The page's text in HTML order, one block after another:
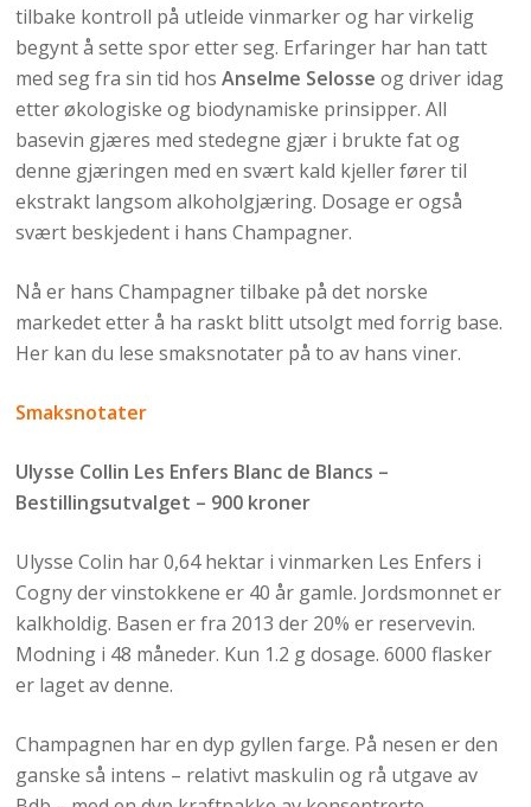
tilbake kontroll på utleide vinmarker og har virkelig
begynt å sette spor etter seg. Erfaringer har han tatt
med seg fra sin tid hosAnselme Selosseog driver idag
etter økologiske og biodynamiske prinsipper. All
basevin gjæres med stedegne gjær i brukte fat og
denne gjæringen med en svært kald kjeller fører til
ekstrakt langsom alkoholgjæring. Dosage er også
svært beskjedent i hans Champagner.
Nå er hans Champagner tilbake på det norske
markedet etter å ha raskt blitt utsolgt med forrig base.
Her kan du lese smaksnotater på to av hans viner.
Smaksnotater
Ulysse Collin Les Enfers Blanc de Blancs –
Bestillingsutvalget – 900 kroner
Ulysse Colin har 0,64 hektar i vinmarken Les Enfers i
Cogny der vinstokkene er 40 år gamle. Jordsmonnet er
kalkholdig. Basen er fra 2013 der 20% er reservevin.
Modning i 48 måneder. Kun 1.2 g dosage. 6000 flasker
er laget av denne.
Champagnen har en dyp gyllen farge. På nesen er den
ganske så intens – relativt maskulin og rå utgave av